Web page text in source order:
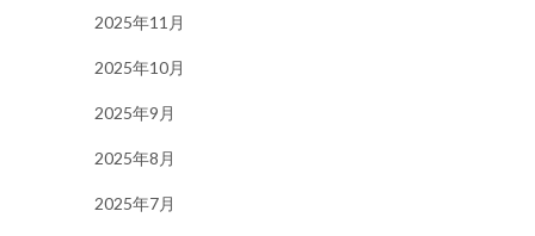
2025年11月
2025年10月
2025年9月
2025年8月
2025年7月